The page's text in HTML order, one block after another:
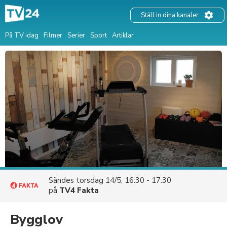
På TV idag Filmer Serier Sport Artiklar
Ställ in dina kanaler
Sändes torsdag 14/5, 16:30 - 17:30
på TV4 Fakta
Bygglov